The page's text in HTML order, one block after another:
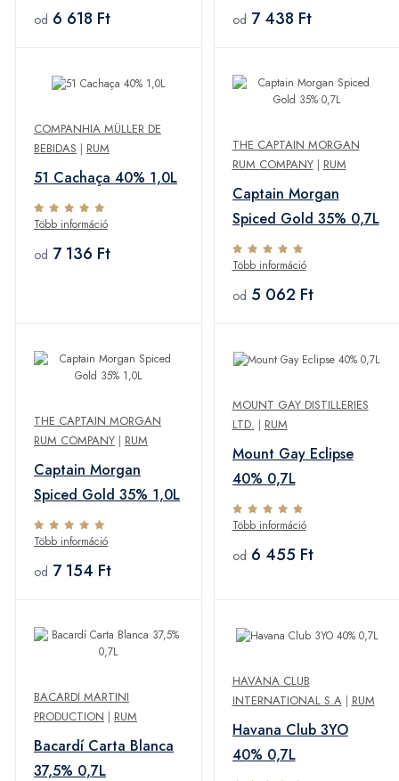
od 6 618 Ft od 7 438 Ft
COMPANHIA MÜLLER DE
BEBIDAS | RUM
51 Cachaça 40% 1,0L
Több információ
od 7 136 Ft
THE CAPTAIN MORGAN
RUM COMPANY| RUM
Captain Morgan
Spiced Gold 35% 0,7L
Több információ
od 5 062 Ft
THE CAPTAIN MORGAN
RUM COMPANY | RUM
Captain Morgan
Spiced Gold 35% 1,0L
Több információ
od 7 154 Ft
MOUNT GAY DISTILLERIES
LTD. | RUM
Mount Gay Eclipse
40% 0,7L
Több információ
od 6 455 Ft
BACARDI MARTINI
PRODUCTION | RUM
Bacardí Carta Blanca
37,5% 0,7L
HAVANA CLUB
INTERNATIONAL S.A| RUM
Havana Club 3YO
40% 0,7L